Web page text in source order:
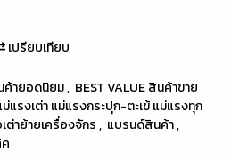
เปรียบเทียบ
ค้ายอดนิยม, BEST VALUE สินค้าขาย
แรงเต่า แม่แรงกระปุก-ตะเข้ แม่แรงทุก
ต่าย้ายเครื่องจักร, แบรนด์สินค้า,